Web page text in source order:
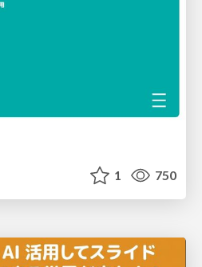
1 750